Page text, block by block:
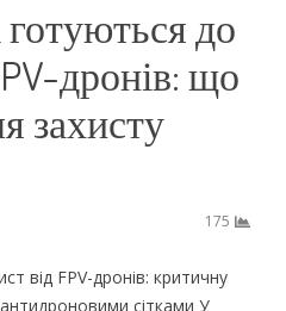
до
дронів: що
захисту
175
від FPV-дронів: критичну
сітками У